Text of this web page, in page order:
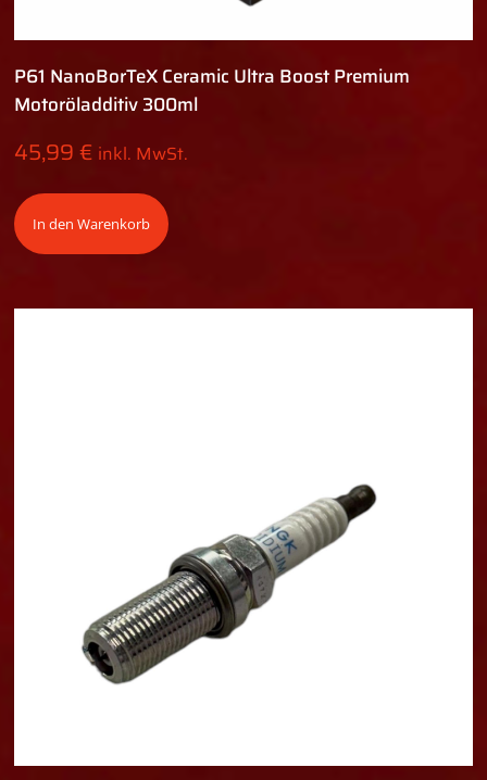
P61 NanoBorTeX Ceramic Ultra Boost Premium
Motoröladditiv 300ml
45,99€ inkl. MwSt.
In den Warenkorb